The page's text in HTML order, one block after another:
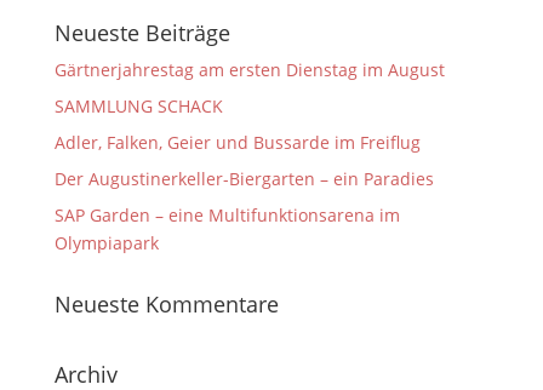
Neueste Beiträge
Gärtnerjahrestag am ersten Dienstag im August
SAMMLUNG SCHACK
Adler, Falken, Geier und Bussarde im Freiflug
Der Augustinerkeller-Biergarten – ein Paradies
SAP Garden – eine Multifunktionsarena im
Olympiapark
Neueste Kommentare
Archiv